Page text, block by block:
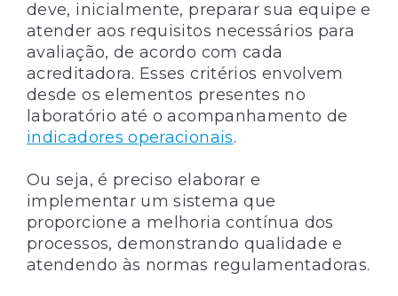
deve, inicialmente, preparar sua equipe e
atender aos requisitos necessários para
avaliação, de acordo com cada
acreditadora. Esses critérios envolvem
desde os elementos presentes no
laboratório até o acompanhamento de
indicadores operacionais.
Ou seja, é preciso elaborar e
implementar um sistema que
proporcione a melhoria contínua dos
processos, demonstrando qualidade e
atendendo às normas regulamentadoras.